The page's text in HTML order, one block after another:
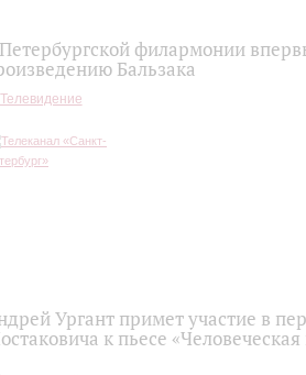
филармонии
Бальзака
Телевидение
Ургант примет участие в
к пьесе